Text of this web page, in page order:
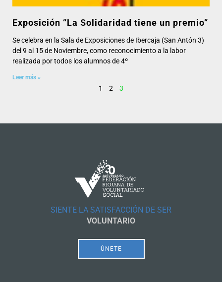
Exposición “La Solidaridad tiene un premio”
Se celebra en la Sala de Exposiciones de Ibercaja (San Antón 3)
del 9 al 15 de Noviembre, como reconocimiento a la labor
realizada por todos los alumnos de 4º
Leer más »
1 2 3
SIENTE LA SATISFACCIÓN DE SER
VOLUNTARIO
ÚNETE